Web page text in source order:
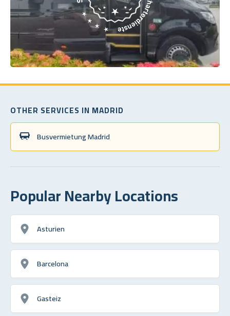
OTHER SERVICES IN MADRID
Busvermietung Madrid
Popular Nearby Locations
Asturien
Barcelona
Gasteiz